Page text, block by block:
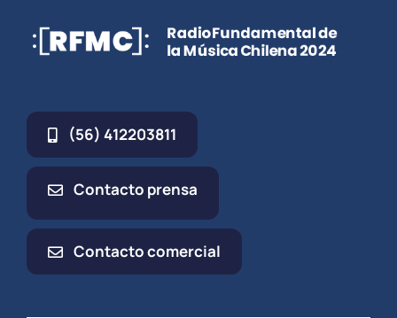
(56) 412203811
Contacto prensa
Contacto comercial